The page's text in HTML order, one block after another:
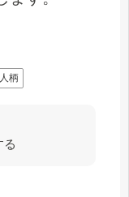
柄
る